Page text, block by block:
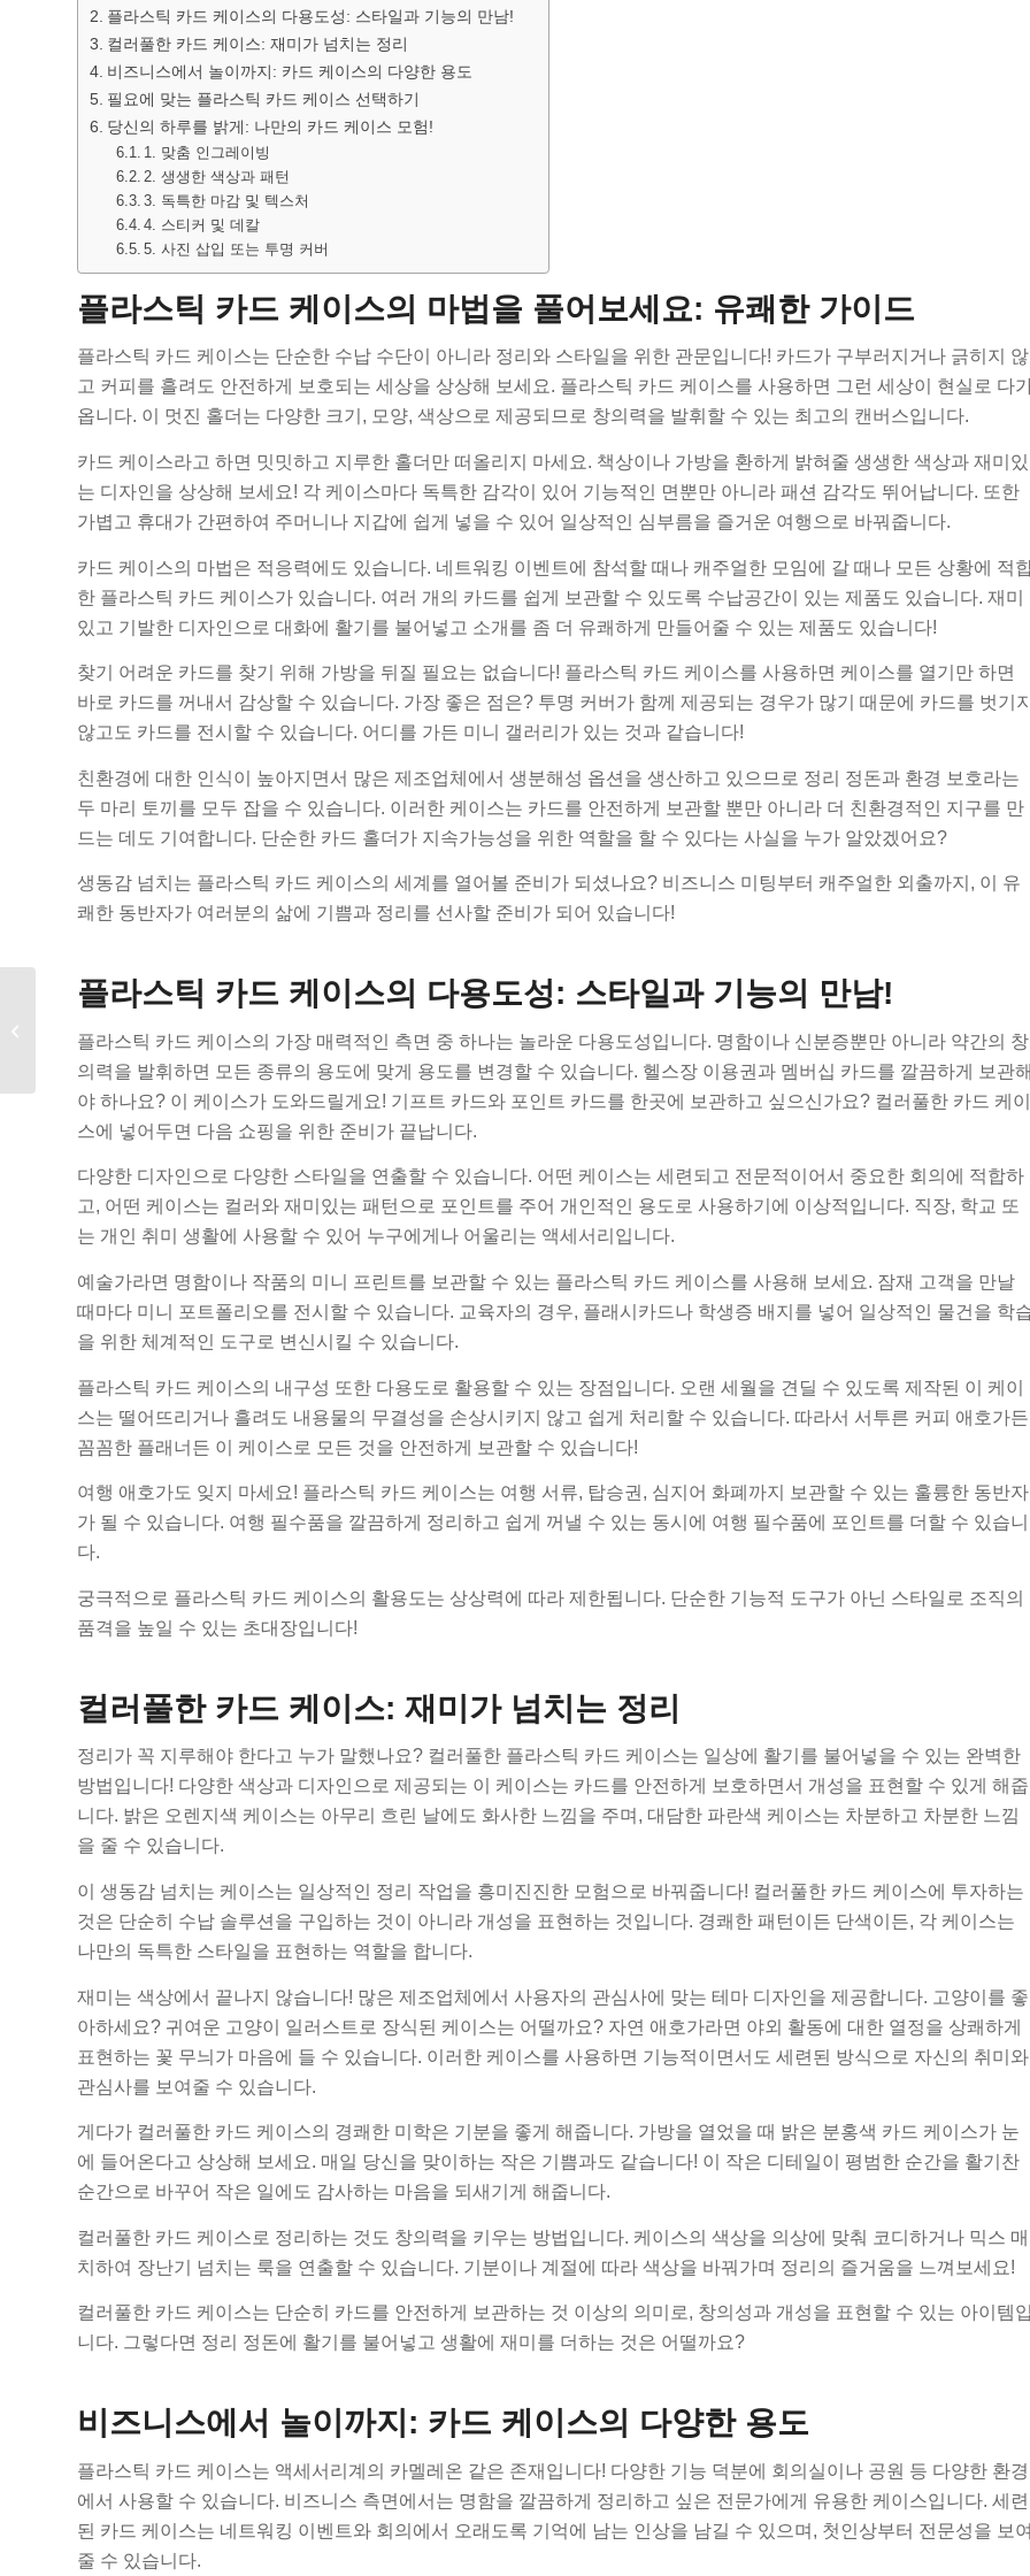
플라스틱 카드 케이스의 다용도성: 스타일과 기능의 만남!
컬러풀한 카드 케이스: 재미가 넘치는 정리
비즈니스에서 놀이까지: 카드 케이스의 다양한 용도
필요에 맞는 플라스틱 카드 케이스 선택하기
당신의 하루를 밝게: 나만의 카드 케이스 모험!
1. 맞춤 인그레이빙
2. 생생한 색상과 패턴
3. 독특한 마감 및 텍스처
4. 스티커 및 데칼
5. 사진 삽입 또는 투명 커버
플라스틱 카드 케이스의 마법을 풀어보세요: 유쾌한 가이드
플라스틱 카드 케이스는 단순한 수납 수단이 아니라 정리와 스타일을 위한 관문입니다! 카드가 구부러지거나 긁히지 않
고 커피를 흘려도 안전하게 보호되는 세상을 상상해 보세요. 플라스틱 카드 케이스를 사용하면 그런 세상이 현실로 다
옵니다. 이 멋진 홀더는 다양한 크기, 모양, 색상으로 제공되므로 창의력을 발휘할 수 있는 최고의 캔버스입니다.
카드 케이스라고 하면 밋밋하고 지루한 홀더만 떠올리지 마세요. 책상이나 가방을 환하게 밝혀줄 생생한 색상과 재미있
는 디자인을 상상해 보세요! 각 케이스마다 독특한 감각이 있어 기능적인 면뿐만 아니라 패션 감각도 뛰어납니다. 또한
가볍고 휴대가 간편하여 주머니나 지갑에 쉽게 넣을 수 있어 일상적인 심부름을 즐거운 여행으로 바꿔줍니다.
카드 케이스의 마법은 적응력에도 있습니다. 네트워킹 이벤트에 참석할 때나 캐주얼한 모임에 갈 때나 모든 상황에 적
한 플라스틱 카드 케이스가 있습니다. 여러 개의 카드를 쉽게 보관할 수 있도록 수납공간이 있는 제품도 있습니다. 재미
있고 기발한 디자인으로 대화에 활기를 불어넣고 소개를 좀 더 유쾌하게 만들어줄 수 있는 제품도 있습니다!
찾기 어려운 카드를 찾기 위해 가방을 뒤질 필요는 없습니다! 플라스틱 카드 케이스를 사용하면 케이스를 열기만 하면
바로 카드를 꺼내서 감상할 수 있습니다. 가장 좋은 점은? 투명 커버가 함께 제공되는 경우가 많기 때문에 카드를 벗기
않고도 카드를 전시할 수 있습니다. 어디를 가든 미니 갤러리가 있는 것과 같습니다!
친환경에 대한 인식이 높아지면서 많은 제조업체에서 생분해성 옵션을 생산하고 있으므로 정리 정돈과 환경 보호라는
두 마리 토끼를 모두 잡을 수 있습니다. 이러한 케이스는 카드를 안전하게 보관할 뿐만 아니라 더 친환경적인 지구를 만
드는 데도 기여합니다. 단순한 카드 홀더가 지속가능성을 위한 역할을 할 수 있다는 사실을 누가 알았겠어요?
생동감 넘치는 플라스틱 카드 케이스의 세계를 열어볼 준비가 되셨나요? 비즈니스 미팅부터 캐주얼한 외출까지, 이 유
쾌한 동반자가 여러분의 삶에 기쁨과 정리를 선사할 준비가 되어 있습니다!
플라스틱 카드 케이스의 다용도성: 스타일과 기능의 만남!
플라스틱 카드 케이스의 가장 매력적인 측면 중 하나는 놀라운 다용도성입니다. 명함이나 신분증뿐만 아니라 약간의 창
의력을 발휘하면 모든 종류의 용도에 맞게 용도를 변경할 수 있습니다. 헬스장 이용권과 멤버십 카드를 깔끔하게 보관
야 하나요? 이 케이스가 도와드릴게요! 기프트 카드와 포인트 카드를 한곳에 보관하고 싶으신가요? 컬러풀한 카드 케이
스에 넣어두면 다음 쇼핑을 위한 준비가 끝납니다.
다양한 디자인으로 다양한 스타일을 연출할 수 있습니다. 어떤 케이스는 세련되고 전문적이어서 중요한 회의에 적합하
고, 어떤 케이스는 컬러와 재미있는 패턴으로 포인트를 주어 개인적인 용도로 사용하기에 이상적입니다. 직장, 학교 또
는 개인 취미 생활에 사용할 수 있어 누구에게나 어울리는 액세서리입니다.
예술가라면 명함이나 작품의 미니 프린트를 보관할 수 있는 플라스틱 카드 케이스를 사용해 보세요. 잠재 고객을 만날
때마다 미니 포트폴리오를 전시할 수 있습니다. 교육자의 경우, 플래시카드나 학생증 배지를 넣어 일상적인 물건을 학
을 위한 체계적인 도구로 변신시킬 수 있습니다.
플라스틱 카드 케이스의 내구성 또한 다용도로 활용할 수 있는 장점입니다. 오랜 세월을 견딜 수 있도록 제작된 이 케이
스는 떨어뜨리거나 흘려도 내용물의 무결성을 손상시키지 않고 쉽게 처리할 수 있습니다. 따라서 서투른 커피 애호가든
꼼꼼한 플래너든 이 케이스로 모든 것을 안전하게 보관할 수 있습니다!
여행 애호가도 잊지 마세요! 플라스틱 카드 케이스는 여행 서류, 탑승권, 심지어 화폐까지 보관할 수 있는 훌륭한 동반자
가 될 수 있습니다. 여행 필수품을 깔끔하게 정리하고 쉽게 꺼낼 수 있는 동시에 여행 필수품에 포인트를 더할 수 있습니
다.
궁극적으로 플라스틱 카드 케이스의 활용도는 상상력에 따라 제한됩니다. 단순한 기능적 도구가 아닌 스타일로 조직의
품격을 높일 수 있는 초대장입니다!
컬러풀한 카드 케이스: 재미가 넘치는 정리
정리가 꼭 지루해야 한다고 누가 말했나요? 컬러풀한 플라스틱 카드 케이스는 일상에 활기를 불어넣을 수 있는 완벽한
방법입니다! 다양한 색상과 디자인으로 제공되는 이 케이스는 카드를 안전하게 보호하면서 개성을 표현할 수 있게 해줍
니다. 밝은 오렌지색 케이스는 아무리 흐린 날에도 화사한 느낌을 주며, 대담한 파란색 케이스는 차분하고 차분한 느낌
을 줄 수 있습니다.
이 생동감 넘치는 케이스는 일상적인 정리 작업을 흥미진진한 모험으로 바꿔줍니다! 컬러풀한 카드 케이스에 투자하는
것은 단순히 수납 솔루션을 구입하는 것이 아니라 개성을 표현하는 것입니다. 경쾌한 패턴이든 단색이든, 각 케이스는
나만의 독특한 스타일을 표현하는 역할을 합니다.
재미는 색상에서 끝나지 않습니다! 많은 제조업체에서 사용자의 관심사에 맞는 테마 디자인을 제공합니다. 고양이를 좋
아하세요? 귀여운 고양이 일러스트로 장식된 케이스는 어떨까요? 자연 애호가라면 야외 활동에 대한 열정을 상쾌하게
표현하는 꽃 무늬가 마음에 들 수 있습니다. 이러한 케이스를 사용하면 기능적이면서도 세련된 방식으로 자신의 취미와
관심사를 보여줄 수 있습니다.
게다가 컬러풀한 카드 케이스의 경쾌한 미학은 기분을 좋게 해줍니다. 가방을 열었을 때 밝은 분홍색 카드 케이스가 눈
에 들어온다고 상상해 보세요. 매일 당신을 맞이하는 작은 기쁨과도 같습니다! 이 작은 디테일이 평범한 순간을 활기찬
순간으로 바꾸어 작은 일에도 감사하는 마음을 되새기게 해줍니다.
컬러풀한 카드 케이스로 정리하는 것도 창의력을 키우는 방법입니다. 케이스의 색상을 의상에 맞춰 코디하거나 믹스 매
치하여 장난기 넘치는 룩을 연출할 수 있습니다. 기분이나 계절에 따라 색상을 바꿔가며 정리의 즐거움을 느껴보세요!
컬러풀한 카드 케이스는 단순히 카드를 안전하게 보관하는 것 이상의 의미로, 창의성과 개성을 표현할 수 있는 아이템
니다. 그렇다면 정리 정돈에 활기를 불어넣고 생활에 재미를 더하는 것은 어떨까요?
비즈니스에서 놀이까지: 카드 케이스의 다양한 용도
플라스틱 카드 케이스는 액세서리계의 카멜레온 같은 존재입니다! 다양한 기능 덕분에 회의실이나 공원 등 다양한 환경
에서 사용할 수 있습니다. 비즈니스 측면에서는 명함을 깔끔하게 정리하고 싶은 전문가에게 유용한 케이스입니다. 세련
된 카드 케이스는 네트워킹 이벤트와 회의에서 오래도록 기억에 남는 인상을 남길 수 있으며, 첫인상부터 전문성을 보
줄 수 있습니다.
버킷 제조업체